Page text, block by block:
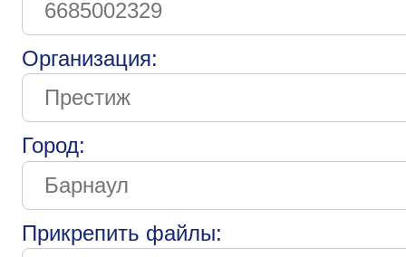
Организация:
Город:
Прикрепить файлы: